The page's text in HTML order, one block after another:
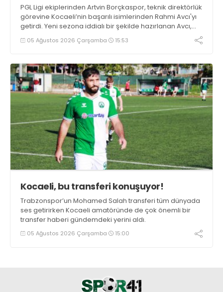
PGL Ligi ekiplerinden Artvin Borçkaspor, teknik direktörlük
görevine Kocaeli’nin başarılı isimlerinden Rahmi Avcı'yı
getirdi. Yeni sezona iddialı bir şekilde hazırlanan Avcı,
duygularını aktardı.
05 Ağustos 2026 Çarşamba 15:53
Kocaeli, bu transferi konuşuyor!
Trabzonspor’un Mohamed Salah transferi tüm dünyada
ses getirirken Kocaeli amatöründe de çok önemli bir
transfer haberi gündemdeki yerini aldı.
05 Ağustos 2026 Çarşamba 15:00